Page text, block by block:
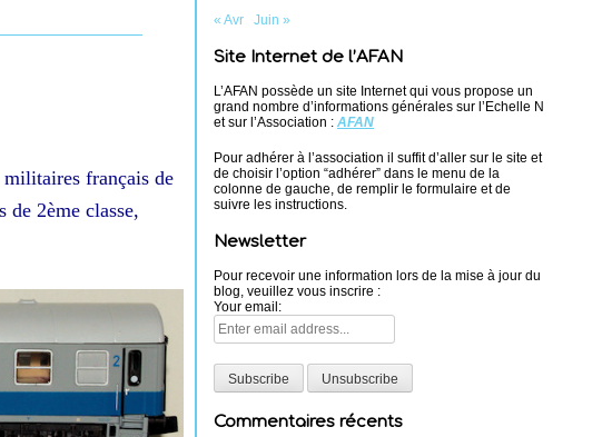
français de
2ème classe,
« Avr Juin »
Site Internet de l’AFAN
L’AFAN possède un site Internet qui vous propose un
grand nombre d’informations générales sur l’Echelle N
et sur l’Association : AFAN
Pour adhérer à l’association il suffit d’aller sur le site et
de choisir l’option “adhérer” dans le menu de la
colonne de gauche, de remplir le formulaire et de
suivre les instructions.
Newsletter
Pour recevoir une information lors de la mise à jour du
blog, veuillez vous inscrire :
Your email:
Commentaires récents